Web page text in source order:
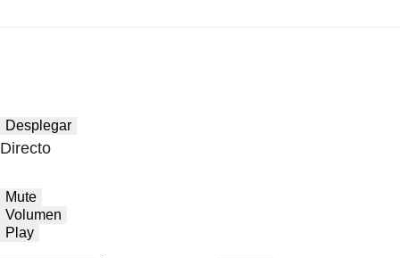
Desplegar
Directo
Mute
Volumen
Play